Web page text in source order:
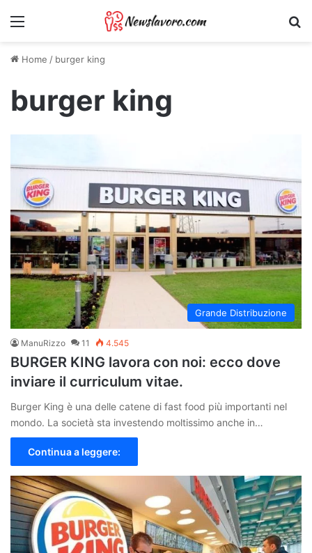
Menu
Home / burger king
burger king
Grande Distribuzione
ManuRizzo 11 4.545
BURGER KING lavora con noi: ecco dove
inviare il curriculum vitae.
Burger King è una delle catene di fast food più importanti nel
mondo. La società sta investendo moltissimo anche in…
Continua a leggere: